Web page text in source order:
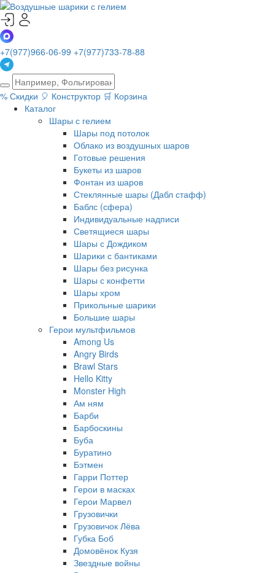
+7(977)966-06-99 +7(977)733-78-88
% Скидки 🎈 Конструктор 🛒 Корзина
Каталог
Шары с гелием
Шары под потолок
Облако из воздушных шаров
Готовые решения
Букеты из шаров
Фонтан из шаров
Стеклянные шары (Дабл стафф)
Баблс (сфера)
Индивидуальные надписи
Светящиеся шары
Шары с Дождиком
Шарики с бантиками
Шары без рисунка
Шары с конфетти
Шары хром
Прикольные шарики
Большие шары
Герои мультфильмов
Among Us
Angry Birds
Brawl Stars
Hello Kitty
Monster High
Ам ням
Барби
Барбоскины
Буба
Буратино
Бэтмен
Гарри Поттер
Герои в масках
Герои Марвел
Грузовички
Грузовичок Лёва
Губка Боб
Домовёнок Кузя
Звездные войны